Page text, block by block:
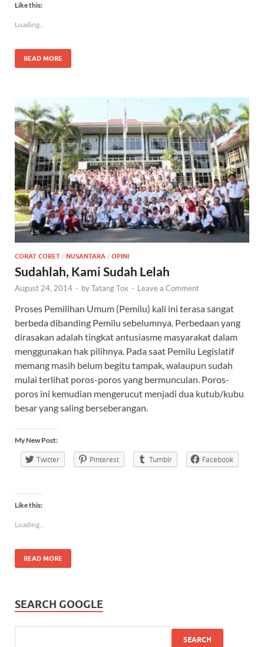
Like this:
Loading...
READ MORE
CORAT CORET / NUSANTARA / OPINI
Sudahlah, Kami Sudah Lelah
August 24, 2014 - byTatang Tox - Leave a Comment
Proses Pemilihan Umum (Pemilu) kali ini terasa sangat
berbeda dibanding Pemilu sebelumnya. Perbedaan yang
dirasakan adalah tingkat antusiasme masyarakat dalam
menggunakan hak pilihnya. Pada saat Pemilu Legislatif
memang masih belum begitu tampak, walaupun sudah
mulai terlihat poros-poros yang bermunculan. Poros-
poros ini kemudian mengerucut menjadi dua kutub/kubu
besar yang saling berseberangan.
My New Post:
Twitter Pinterest Tumblr Facebook
Like this:
Loading...
READ MORE
SEARCH GOOGLE